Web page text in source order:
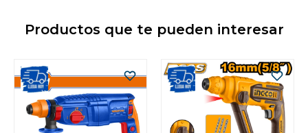
Productos que te pueden interesar